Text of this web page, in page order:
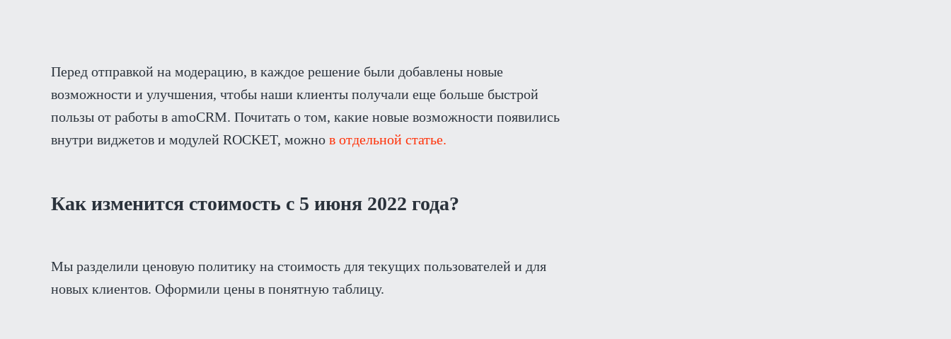
Перед отправкой на модерацию, в каждое решение были добавлены новые
возможности и улучшения, чтобы наши клиенты получали еще больше быстрой
пользы от работы в amoCRM. Почитать о том, какие новые возможности появились
внутри виджетов и модулей ROCKET, можно в отдельной статье.
Как изменится стоимость с 5 июня 2022 года?
Мы разделили ценовую политику на стоимость для текущих пользователей и для
новых клиентов. Оформили цены в понятную таблицу.